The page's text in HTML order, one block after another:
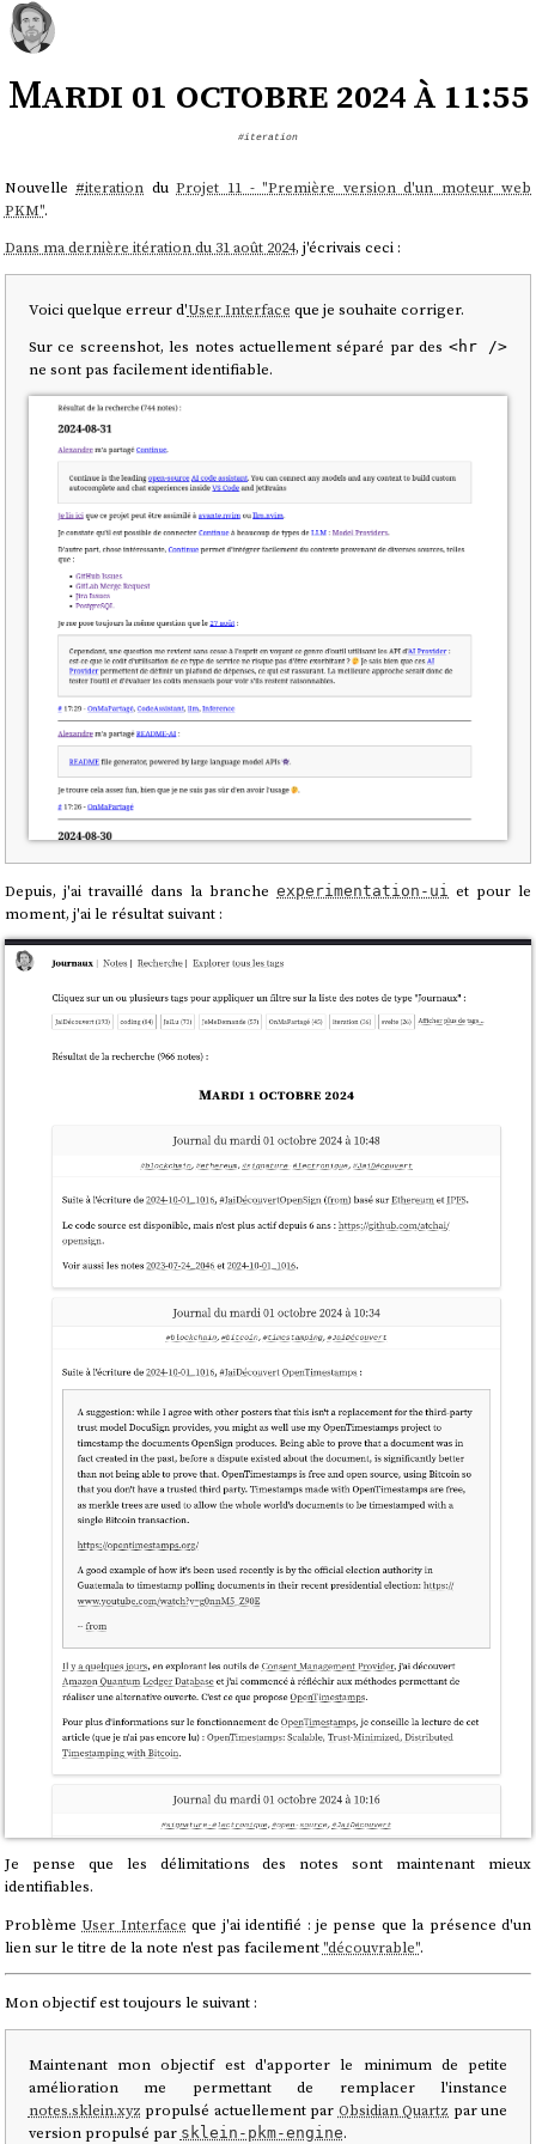
Mardi 01 octobre 2024 à 11:55
#iteration
Nouvelle #iteration duProjet 11 - "Première version d'un moteur web
PKM".
Dans ma dernière itération du 31 août 2024, j'écrivais ceci :
Voici quelque erreur d'User Interface que je souhaite corriger.
Sur ce screenshot, les notes actuellement séparé par des <hr />
ne sont pas facilement identifiable.
Depuis, j'ai travaillé dans la brancheexperimentation-ui et pour le
moment, j'ai le résultat suivant :
Je pense que les délimitations des notes sont maintenant mieux
identifiables.
ProblèmeUser Interface que j'ai identifié : je pense que la présence d'un
lien sur le titre de la note n'est pas facilement"découvrable".
Mon objectif est toujours le suivant :
Maintenant mon objectif est d'apporter le minimum de petite
amélioration me permettant de remplacer l'instance
notes.sklein.xyz propulsé actuellement par Obsidian Quartz par une
version propulsé par sklein-pkm-engine.